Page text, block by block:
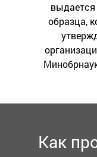
выдается
образца,
Как